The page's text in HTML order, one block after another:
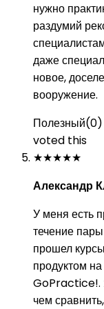
нужно
раздумий
даже
новое,
вооружение.
Полезный(0)
voted this
★★★★★
Александр
У меня есть
течение
прошел
продуктом
GoPractice!.
чем